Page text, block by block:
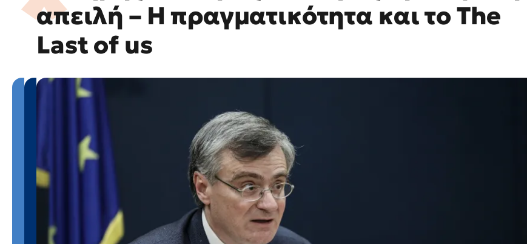
απειλή – Η πραγματικότητα και το The
Last of us